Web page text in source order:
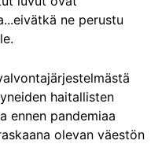
ne perustu
haitallisten
ennen pandemiaa
olevan väestön